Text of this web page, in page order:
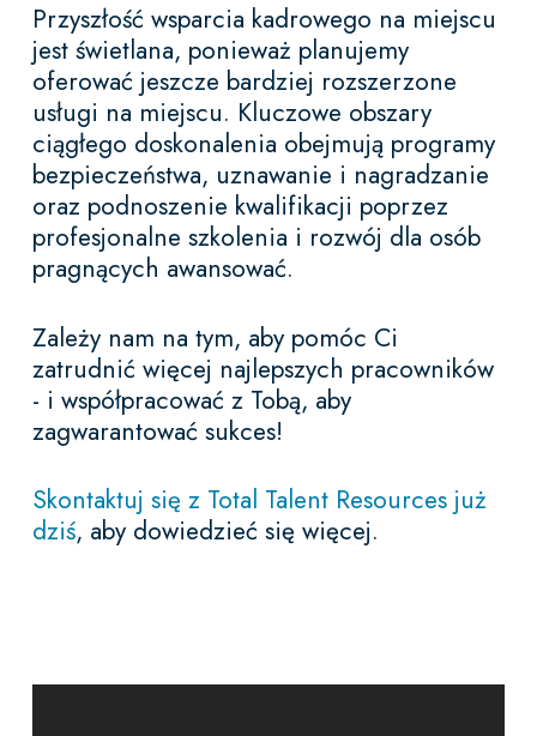
Przyszłość wsparcia kadrowego na miejscu
jest świetlana, ponieważ planujemy
oferować jeszcze bardziej rozszerzone
usługi na miejscu. Kluczowe obszary
ciągłego doskonalenia obejmują programy
bezpieczeństwa, uznawanie i nagradzanie
oraz podnoszenie kwalifikacji poprzez
profesjonalne szkolenia i rozwój dla osób
pragnących awansować.
Zależy nam na tym, aby pomóc Ci
zatrudnić więcej najlepszych pracowników
- i współpracować z Tobą, aby
zagwarantować sukces!
Skontaktuj się z Total Talent Resources już
dziś, aby dowiedzieć się więcej.